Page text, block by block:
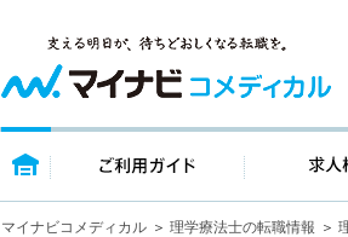
トップページ ご利用ガイド
マイナビコメディカル 理学療法士の転職情報